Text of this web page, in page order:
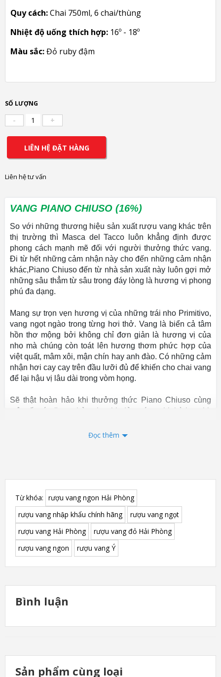
Quy cách:Chai 750ml, 6 chai/thùng
Nhiệt độ uống thích hợp: 16º - 18º
Màu sắc:Đỏ ruby đậm
SỐ LƯỢNG
- +
LIÊN HỆ ĐẶT HÀNG
Liên hệ tư vấn
VANG PIANO CHIUSO (16%)
So với những thương hiệu sản xuất rượu vang khác trên
thị trường thì Masca del Tacco luôn khẳng định được
phong cách mạnh mẽ đối với người thưởng thức vang.
Đi từ hết những cảm nhận này cho đến những cảm nhận
khác,Piano Chiuso đến từ nhà sản xuất này luôn gợi mở
những sâu thẳm từ sâu trong đáy lòng là hương vị phong
phú đa dạng.
Mang sự trọn vẹn hương vị của những trái nho Primitivo,
vang ngọt ngào trong từng hơi thở. Vang là biển cả tâm
hồn thơ mộng bởi không chỉ đơn giản là hương vị của
nho mà chúng còn toát lên hương thơm phức hợp của
việt quất, mâm xôi, mận chín hay anh đào. Có những cảm
nhận hơi cay cay trên đầu lưỡi đủ để khiến cho chai vang
để lại hậu vị lâu dài trong vòm họng.
Sẽ thật hoàn hảo khi thưởng thức Piano Chiuso cùng
một số món ăn cơ bản như thịt đỏ nướng, thịt bò hay thịt
Đọc thêm
Từ khóa: rượu vang ngon Hải Phòng
rượu vang nhập khẩu chính hãng
rượu vang ngọt
rượu vang Hải Phòng
rượu vang đỏ Hải Phòng
rượu vang ngon
rượu vang Ý
Bình luận
Sản phẩm cùng loại